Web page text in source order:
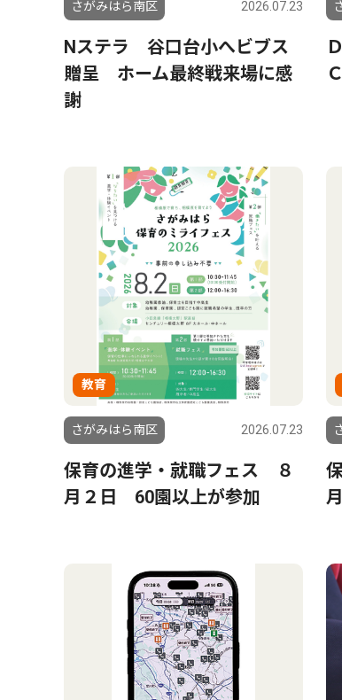
さがみはら南区 2026.07.23
Nステラ 谷口台小へビブス
贈呈 ホーム最終戦来場に感
謝
教育
さがみはら南区 2026.07.23
保育の進学・就職フェス ８
月２日 60園以上が参加